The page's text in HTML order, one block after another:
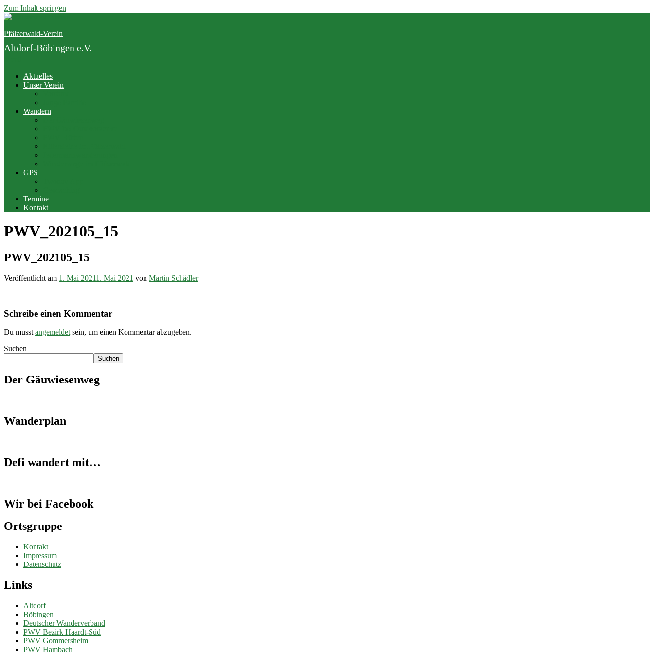
Zum Inhalt springen
Pfälzerwald-Verein
Altdorf-Böbingen e.V.
Aktuelles
Unser Verein
Wandern
GPS
Termine
Kontakt
PWV_202105_15
PWV_202105_15
Veröffentlicht am 1. Mai 20211. Mai 2021 von Martin Schädler
Schreibe einen Kommentar
Du musst angemeldet sein, um einen Kommentar abzugeben.
Suchen
Suchen
Der Gäuwiesenweg
Wanderplan
Defi wandert mit…
Wir bei Facebook
Ortsgruppe
Kontakt
Impressum
Datenschutz
Links
Altdorf
Böbingen
Deutscher Wanderverband
PWV Bezirk Haardt-Süd
PWV Gommersheim
PWV Hambach